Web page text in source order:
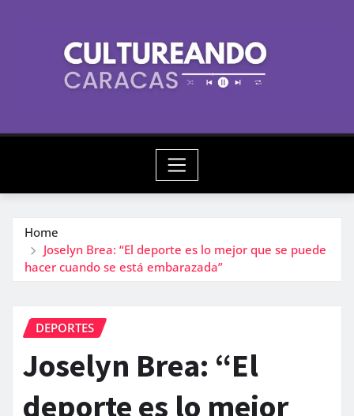
Home
Joselyn Brea: “El deporte es lo mejor que se puede
hacer cuando se está embarazada”
DEPORTES
Joselyn Brea: “El
deporte es lo mejor